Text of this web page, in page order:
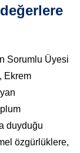
Sorumlu Üyesi
Ekrem
duyduğu
özgürlüklere,